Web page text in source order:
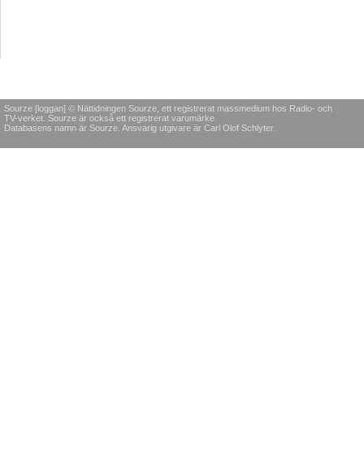
Sourze [loggan] © Nättidningen Sourze, ett registrerat massmedium hos Radio- och
TV-verket. Sourze är också ett registrerat varumärke.
Databasens namn är Sourze. Ansvarig utgivare är Carl Olof Schlyter.